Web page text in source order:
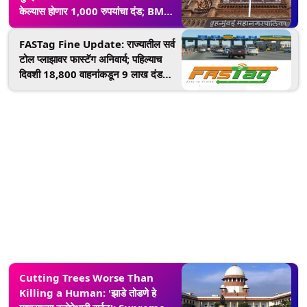
केल्यास होणार 1,000 रुपयांचा दंड; BMC
ने दिला इशारा, सांगितल्या वर्गीकरणाच्या चार
श्रेणी
FASTag Fine Update: राज्यातील सर्व
टोल प्लाझावर फास्टॅग अनिवार्य; पहिल्याच
दिवशी 18,800 वाहनांकडून 9 लाख दंड
वसूल
Cutting Trees Worse Than
Killing a Human: 'झाडे तोडणे हे